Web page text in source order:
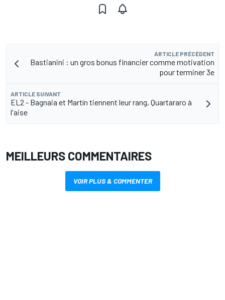
ARTICLE PRÉCÉDENT
Bastianini : un gros bonus financier comme motivation
pour terminer 3e
ARTICLE SUIVANT
EL2 - Bagnaia et Martín tiennent leur rang, Quartararo à
l'aise
MEILLEURS COMMENTAIRES
VOIR PLUS & COMMENTER